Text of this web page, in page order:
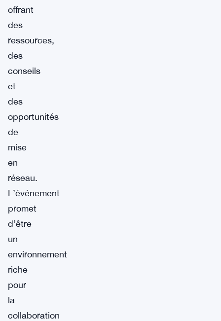
offrant
des
ressources,
des
conseils
et
des
opportunités
de
mise
en
réseau.
L’événement
promet
d’être
un
environnement
riche
pour
la
collaboration